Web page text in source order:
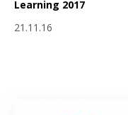
Learning 2017
21.11.16